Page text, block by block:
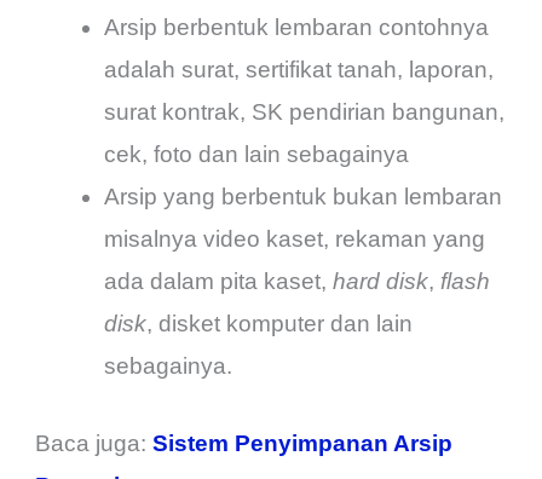
Arsip berbentuk lembaran contohnya
adalah surat, sertifikat tanah, laporan,
surat kontrak, SK pendirian bangunan,
cek, foto dan lain sebagainya
Arsip yang berbentuk bukan lembaran
misalnya video kaset, rekaman yang
ada dalam pita kaset,hard disk, flash
disk, disket komputer dan lain
sebagainya.
Baca juga:Sistem Penyimpanan Arsip